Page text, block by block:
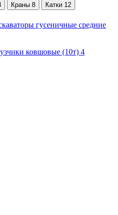
Краны 8
Катки 12
гусеничные средние
ковшовые (10т) 4